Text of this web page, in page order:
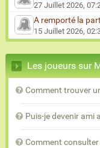
27 Juillet 2026,
A remporté la
15 Juillet 2026,
Les joueurs sur
Comment trouver
Puis-je devenir ami
Comment